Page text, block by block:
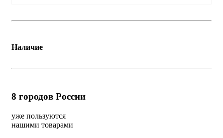
Наличие
8 городов России
уже пользуются
нашими товарами